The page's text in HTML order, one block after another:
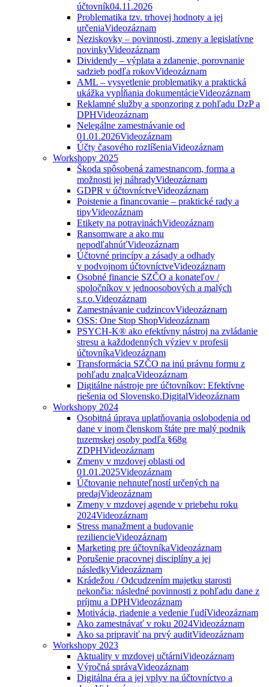
účtovník04.11.2026
Problematika tzv. trhovej hodnoty a jej
určeniaVideozáznam
Neziskovky – povinnosti, zmeny a legislatívne
novinkyVideozáznam
Dividendy – výplata a zdanenie, porovnanie
sadzieb podľa rokovVideozáznam
AML – vysvetlenie problematiky a praktická
ukážka vypĺňania dokumentácieVideozáznam
Reklamné služby a sponzoring z pohľadu DzP a
DPHVideozáznam
Nelegálne zamestnávanie od
01.01.2026Videozáznam
Účty časového rozlíšeniaVideozáznam
Workshopy 2025
Škoda spôsobená zamestnancom, forma a
možnosti jej náhradyVideozáznam
GDPR v účtovníctveVideozáznam
Poistenie a financovanie – praktické rady a
tipyVideozáznam
Etikety na potravináchVideozáznam
Ransomware a ako mu
nepodľahnúťVideozáznam
Účtovné princípy a zásady a odhady
v podvojnom účtovníctveVideozáznam
Osobné financie SZČO a konateľov /
spoločníkov v jednoosobových a malých
s.r.o.Videozáznam
Zamestnávanie cudzincovVideozáznam
OSS: One Stop ShopVideozáznam
PSYCH-K® ako efektívny nástroj na zvládanie
stresu a každodenných výziev v profesii
účtovníkaVideozáznam
Transformácia SZČO na inú právnu formu z
pohľadu znalcaVideozáznam
Digitálne nástroje pre účtovníkov: Efektívne
riešenia od Slovensko.DigitalVideozáznam
Workshopy 2024
Osobitná úprava uplatňovania oslobodenia od
dane v inom členskom štáte pre malý podnik
tuzemskej osoby podľa §68g
ZDPHVideozáznam
Zmeny v mzdovej oblasti od
01.01.2025Videozáznam
Účtovanie nehnuteľností určených na
predajVideozáznam
Zmeny v mzdovej agende v priebehu roku
2024Videozáznam
Stress manažment a budovanie
reziliencieVideozáznam
Marketing pre účtovníkaVideozáznam
Porušenie pracovnej disciplíny a jej
následkyVideozáznam
Krádežou / Odcudzením majetku starosti
nekončia: následné povinnosti z pohľadu dane z
príjmu a DPHVideozáznam
Motivácia, riadenie a vedenie ľudíVideozáznam
Ako zamestnávať v roku 2024Videozáznam
Ako sa pripraviť na prvý auditVideozáznam
Workshopy 2023
Aktuality v mzdovej učtárniVideozáznam
Výročná správaVideozáznam
Digitálna éra a jej vplyv na účtovníctvo a